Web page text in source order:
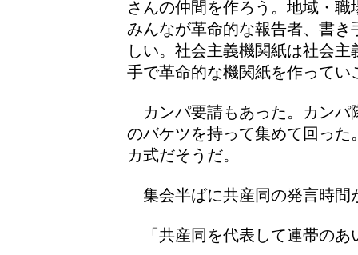
さんの仲間を作ろう。地域・
みんなが革命的な報告者、書
しい。社会主義機関紙は社会
手で革命的な機関紙を作ってい
カンパ要請もあった。カンパ
のバケツを持って集めて回っ
カ式だそうだ。
集会半ばに共産同の発言時間
「共産同を代表して連帯のあ